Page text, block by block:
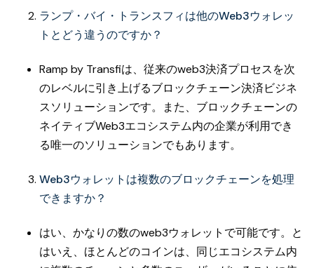
ランプ・バイ・トランスフィは他のWeb3ウォレッ
トとどう違うのですか？
Ramp by Transfiは、従来のweb3決済プロセスを次
のレベルに引き上げるブロックチェーン決済ビジネ
スソリューションです。また、ブロックチェーンの
ネイティブWeb3エコシステム内の企業が利用でき
る唯一のソリューションでもあります。
Web3ウォレットは複数のブロックチェーンを処理
できますか？
はい、かなりの数のweb3ウォレットで可能です。と
はいえ、ほとんどのコインは、同じエコシステム内